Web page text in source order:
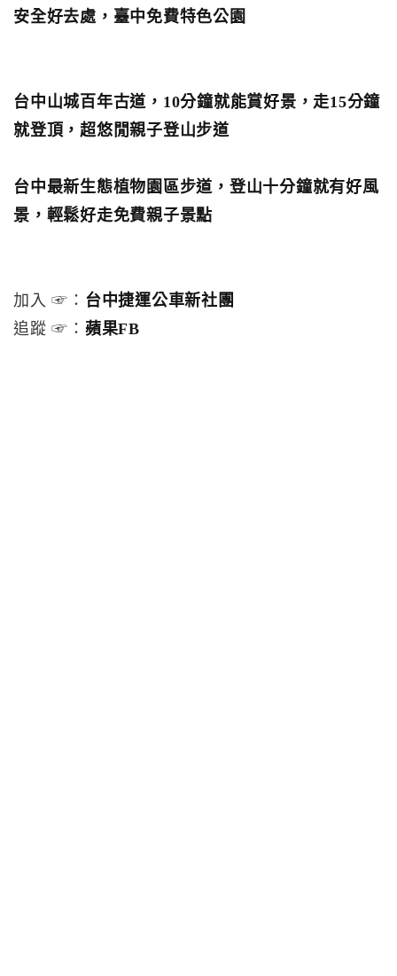
安全好去處，臺中免費特色公園
台中山城百年古道，10分鐘就能賞好景，走15分鐘
就登頂，超悠閒親子登山步道
台中最新生態植物園區步道，登山十分鐘就有好風
景，輕鬆好走免費親子景點
加入 ☞： 台中捷運公車新社團
追蹤 ☞： 蘋果FB